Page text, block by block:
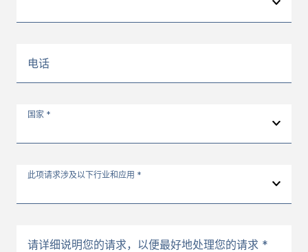
电话
国家 *
此项请求涉及以下行业和应用 *
请详细说明您的请求，以便最好地处理您的请求 *